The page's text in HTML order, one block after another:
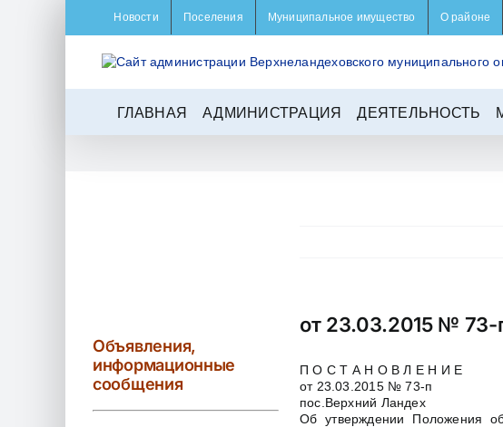
Новости Поселения Муниципальное имущество О районе
ГЛАВНАЯ АДМИНИСТРАЦИЯ ДЕЯТЕЛЬНОСТЬ
от 23.03.2015 № 73-
П О С Т А Н О В Л Е Н И Е
от 23.03.2015 № 73-п
пос.Верхний Ландех
Об утверждении Положения
Объявления,
информационные
сообщения